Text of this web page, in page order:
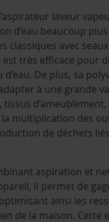
laveur
d’eau beaucoup
classiques avec
est très efficace pour
d’eau. De plus, sa
à une grande
multiplication des
de déchets
aspiration et
il permet de
ainsi les
de la maison. Cette